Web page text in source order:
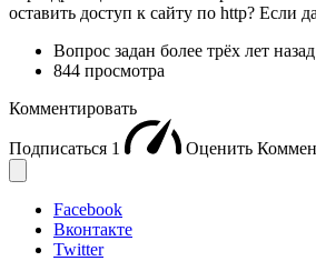
оставить доступ к сайту по http? Если
Вопрос задан более трёх лет назад
844 просмотра
Комментировать
Подписаться 1 Оценить
Facebook
Вконтакте
Twitter